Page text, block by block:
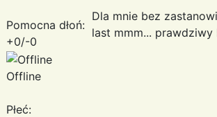
Pomocna dłoń:
+0/-0
Offline
Płeć:
Dla mnie bez
last mmm...